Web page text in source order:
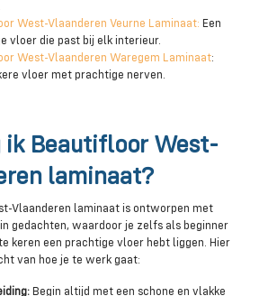
West-Vlaanderen Veurne Laminaat: Een
vloer die past bij elk interieur.
West-Vlaanderen Waregem Laminaat:
vloer met prachtige nerven.
ik Beautifloor West-
laminaat?
Vlaanderen laminaat is ontworpen met
gedachten, waardoor je zelfs als beginner
keren een prachtige vloer hebt liggen. Hier
van hoe je te werk gaat:
Begin altijd met een schone en vlakke